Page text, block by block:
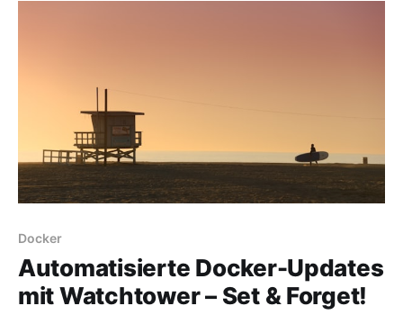
Docker
Automatisierte Docker-Updates
mit Watchtower – Set & Forget!